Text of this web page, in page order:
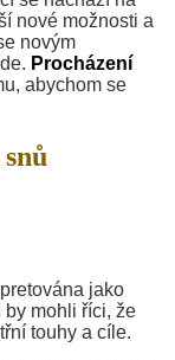
nové možnosti a
novým
Procházení
abychom se
jako
mohli říci, že
touhy a cíle.